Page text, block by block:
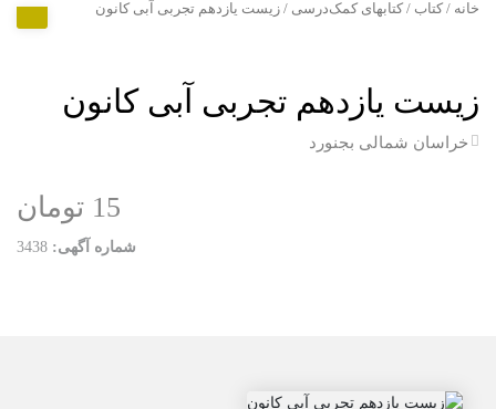
خانه / کتاب / کتابهای کمک‌درسی / زیست یازدهم تجربی آبی کانون
زیست یازدهم تجربی آبی کانون
خراسان شمالی بجنورد
15 تومان
شماره آگهی: 3438